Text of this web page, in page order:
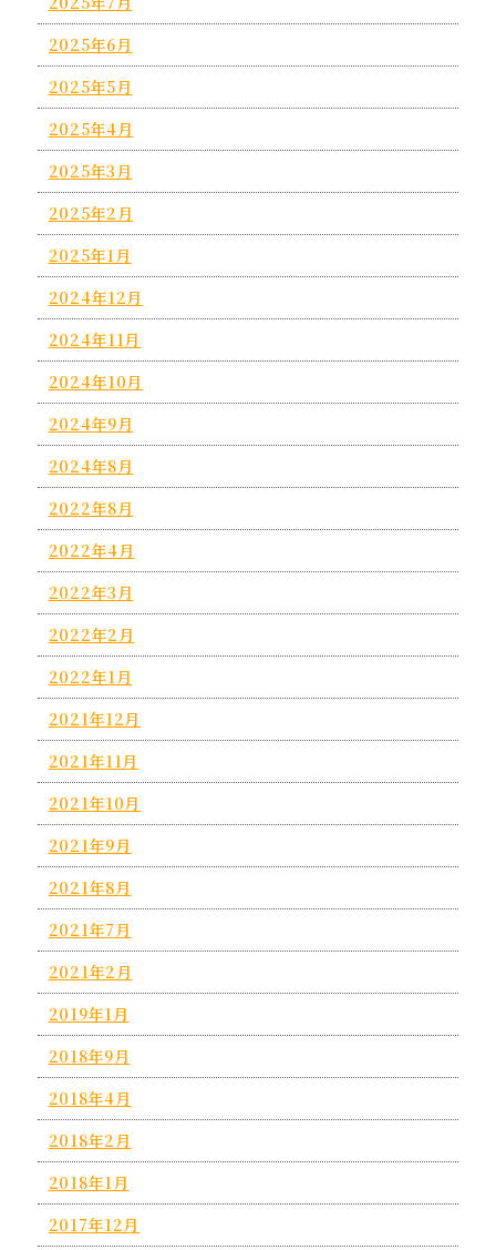
2025年6月
2025年5月
2025年4月
2025年3月
2025年2月
2025年1月
2024年12月
2024年11月
2024年10月
2024年9月
2024年8月
2022年8月
2022年4月
2022年3月
2022年2月
2022年1月
2021年12月
2021年11月
2021年10月
2021年9月
2021年8月
2021年7月
2021年2月
2019年1月
2018年9月
2018年4月
2018年2月
2018年1月
2017年12月